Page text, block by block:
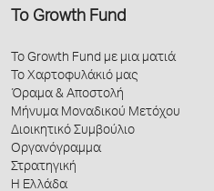
Το Growth Fund
Το Growth Fund με μια ματιά
Το Χαρτοφυλάκιό μας
Όραμα & Αποστολή
Μήνυμα Μοναδικού Μετόχου
Διοικητικό Συμβούλιο
Οργανόγραμμα
Στρατηγική
Η Ελλάδα